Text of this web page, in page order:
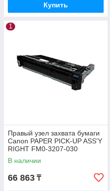
Купить
1
Правый узел захвата бумаги
Canon PAPER PICK-UP ASS'Y
RIGHT FM0-3207-030
В наличии
66 863 ₸